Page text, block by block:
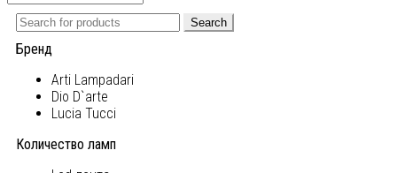
Search
Бренд
Arti Lampadari
Dio D`arte
Lucia Tucci
Количество ламп